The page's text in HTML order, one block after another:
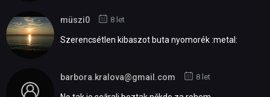
müszi0 8 let
Szerencsétlen kibaszot buta nyomorék :metal:
barbora.kralova@gmail.com 8 let